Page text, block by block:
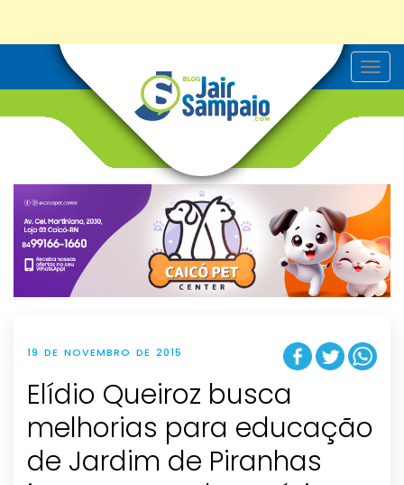
T
o
v
g
t
i
o
n
19 DE NOVEMBRO DE 2015
Elídio Queiroz busca
melhorias para educação
de Jardim de Piranhas